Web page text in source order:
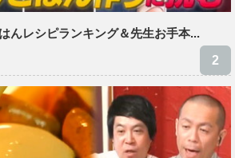
んレシピランキング＆先生お手本...